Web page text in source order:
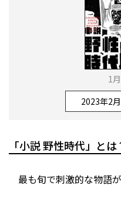
1
2023年2
「小説 野性時代」とは
最も旬で刺激的な物語